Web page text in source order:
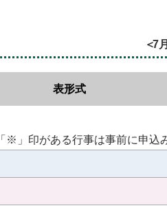
表形式
7月
「※」印がある行事は事前に申込